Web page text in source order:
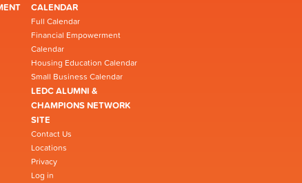
CALENDAR
Full Calendar
Financial Empowerment
Calendar
Housing Education Calendar
Small Business Calendar
LEDC ALUMNI &
CHAMPIONS NETWORK
SITE
Contact Us
Locations
Privacy
Log in